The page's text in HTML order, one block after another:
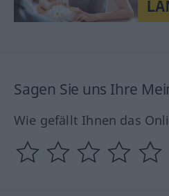
Sagen Sie uns Ihre
Wie gefällt Ihnen das